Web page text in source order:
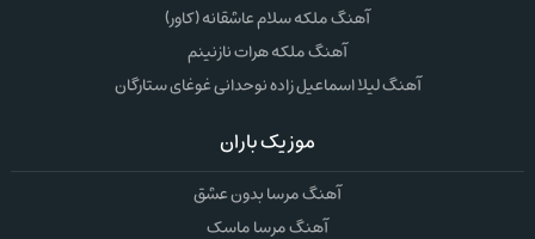
آهنگ ملکه سلام عاشقانه (کاور)
آهنگ ملکه هرات نازنینم
آهنگ لیلا اسماعیل زاده نوحدانی غوغای ستارگان
موزیک باران
آهنگ مرسا بدون عشق
آهنگ مرسا ماسک